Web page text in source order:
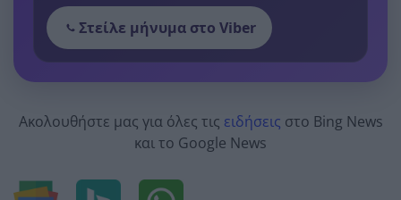
Στείλε μήνυμα στο Viber
Ακολουθήστε μας για όλες τις ειδήσεις στο Bing News
και το Google News